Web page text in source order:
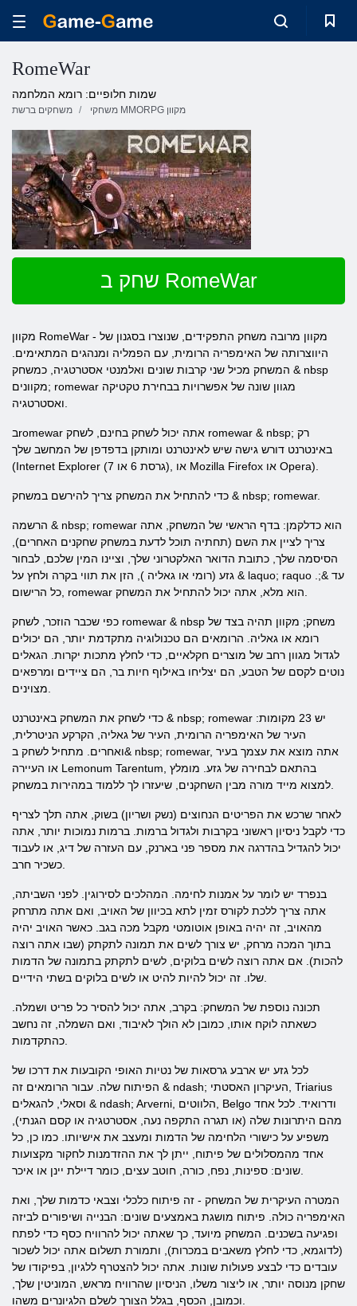
RomeWar
שמות חלופיים: רומא המלחמה
משחקים ברשת משחקי MMORPG מקוון
שחק ב RomeWar
מקוון RomeWar - מקוון מרובה משחק התפקידים, שנוצרו בסגנון של
היווצרותה של האימפריה הרומית, עם הפמליה ומנהגים המתאימים.
המשחק מכיל שני קרבות שונים ואלמנטי אסטרטגיה, כמשחק & nbsp
מקוונים; romewar מגוון שונה של אפשרויות בבחירת טקטיקה
בromewar אתה יכול לשחק בחינם, לשחק romewar & nbsp; רק
באינטרנט דורש גישה שיש לאינטרנט ומותקן בדפדפן של המחשב שלך
(Internet Explorer (גרסת 6 או 7), או Mozilla Firefox או Opera).
כדי להתחיל את המשחק צריך להירשם במשחק & nbsp; romewar.
הרשמה & nbsp; romewar הוא כדלקמן: בדף הראשי של המשחק, אתה
צריך לציין את השם (תחתיה תוכל לדעת במשחק שחקנים האחרים),
הסיסמה שלך, כתובת הדואר האלקטרוני שלך, וציינו המין שלכם, לבחור
גזע (רומי או גאליה ), הזן את תווי בקרה ולחץ על & laquo; raquo עד &;.
כפי שכבר הוזכר, לשחק romewar & nbsp משחק; מקוון תהיה בצד של
רומא או גאליה. הרומאים הם טכנולוגיה מתקדמת יותר, הם יכולים
לגדול מגוון רחב של מוצרים חקלאיים, כדי לחלץ מתכות יקרות. הגאלים
נוטים לקסם של הטבע, הם יצליחו באילוף חיות בר, הם ציידים ומרפאים
כדי לשחק את המשחק באינטרנט & nbsp; romewar יש 23 מקומות:
העיר של האימפריה הרומית, העיר של גאליה, הקרקע הניטרלית,
ואחרים. מתחיל לשחק ב& nbsp; romewar, אתה מוצא את עצמך בעיר
או העיירה Lemonum Tarentum, בהתאם לבחירה של גזע. מומלץ
לאחר שרכש את הפריטים הנחוצים (נשק ושריון) בשוק, אתה תלך לצריף
כדי לקבל ניסיון ראשוני בקרבות ולגדול ברמות. ברמות נמוכות יותר, אתה
יכול להגדיל בהדרגה את מספר פני בארנק, עם העזרה של דיג, או לעבוד
בנפרד יש לומר על אמנות לחימה. המהלכים לסירוגין. לפני השביתה,
אתה צריך ללכת לקורס זמין לתא בכיוון של האויב, ואם אתה מתרחק
מהאויב, זה יהיה באופן אוטומטי מקבל מכה בגב. כאשר האויב יהיה
בתוך המכה מרחק, יש צורך לשים את תמונה לתקתק (שבו אתה רוצה
להכות). אם אתה רוצה לשים בלוקים, לשים לתקתק בתמונה של הדמות
תכונה נוספת של המשחק: בקרב, אתה יכול להסיר כל פריט ושמלה.
כשאתה לוקח אותו, כמובן לא הולך לאיבוד, ואם השמלה, זה נחשב
לכל גזע יש ארבע גרסאות של נטיות האופי הקובעות את דרכו של
הפיתוח שלה. עבור הרומאים זה & ndash; העיקרון האסטתי, Triarius
וסאלי, להגאלים & ndash; Arverni, הלווטים, Belgo ודרואיד. לכל אחד
מהם היתרונות שלה (או תגרה התקפה נעה, אסטרטגיה או קסם הגנתי),
משפיע על כישורי הלחימה של הדמות ומעצב את אישיותו. כמו כן, כל
אחד מהמסלולים של פיתוח, ייתן לך את ההזדמנות לחקור מקצועות
המטרה העיקרית של המשחק - זה פיתוח כלכלי וצבאי כדמות שלך, ואת
האימפריה כולה. פיתוח מושגת באמצעים שונים: הבנייה ושיפורים לביזה
ופגיעה בשכנים. המשחק מיועד, כך שאתה יכול להרוויח כסף כדי לפתח
(לדוגמא, כדי לחלץ משאבים במכרות), ותמורת תשלום אתה יכול לשכור
עובדים כדי לבצע פעולות שונות. אתה יכול להצטרף ללגיון, בפיקודו של
שחקן מנוסה יותר, או ליצור משלו, הניסיון שהרוויח מראש, המוניטין שלך,